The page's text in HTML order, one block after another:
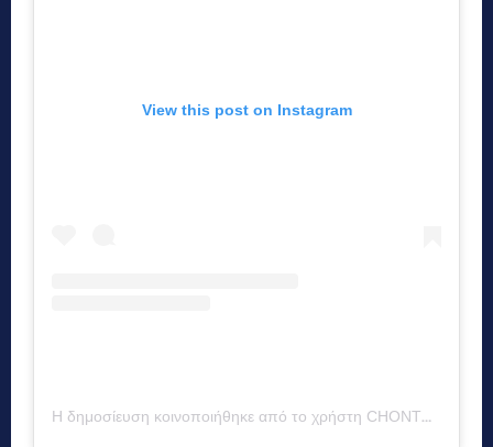
View this post on Instagram
Η δημοσίευση κοινοποιήθηκε από το χρήστη CHONTEL DUNCAN (@chontelduncan)